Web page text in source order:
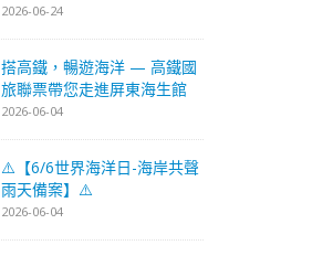
2026-06-24
搭高鐵，暢遊海洋 — 高鐵國
旅聯票帶您走進屏東海生館
2026-06-04
⚠️【6/6世界海洋日-海岸共聲
雨天備案】⚠️
2026-06-04